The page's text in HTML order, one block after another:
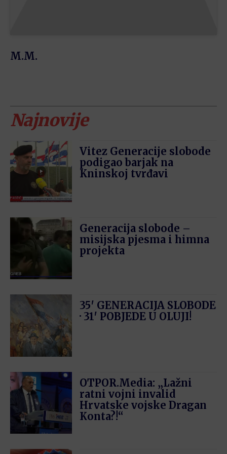
M.M.
Najnovije
Vitez Generacije slobode
podigao barjak na
Kninskoj tvrđavi
Generacija slobode –
misijska pjesma i himna
projekta
35′ GENERACIJA SLOBODE
· 31′ POBJEDE U OLUJI!
OTPOR.Media: „Lažni
ratni vojni invalid
Hrvatske vojske Dragan
Konta?!“